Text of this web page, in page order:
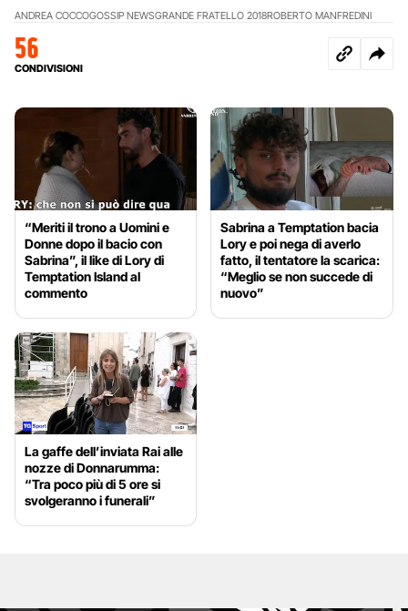
ANDREA COCCOGOSSIP NEWSGRANDE FRATELLO 2018ROBERTO MANFREDINI
56
CONDIVISIONI
“Meriti il trono a Uomini e
Donne dopo il bacio con
Sabrina”, il like di Lory di
Temptation Island al
commento
Sabrina a Temptation bacia
Lory e poi nega di averlo
fatto, il tentatore la scarica:
“Meglio se non succede di
nuovo”
La gaffe dell’inviata Rai alle
nozze di Donnarumma:
“Tra poco più di 5 ore si
svolgeranno i funerali”